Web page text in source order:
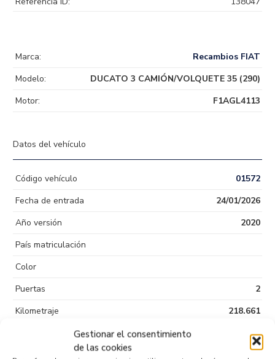
Gestionar el consentimiento
de las cookies
Marca:
Recambios FIAT
Modelo:
DUCATO 3 CAMIÓN/VOLQUETE 35 (290)
Motor:
F1AGL4113
Datos del vehículo
Código vehículo
01572
Fecha de entrada
24/01/2026
Año versión
2020
País matriculación
Color
Puertas
2
Kilometraje
218.661
Diesel